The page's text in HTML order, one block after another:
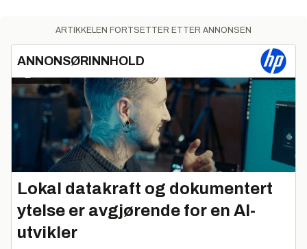
ARTIKKELEN FORTSETTER ETTER ANNONSEN
ANNONSØRINNHOLD
Lokal datakraft og dokumentert
ytelse er avgjørende for en AI-
utvikler